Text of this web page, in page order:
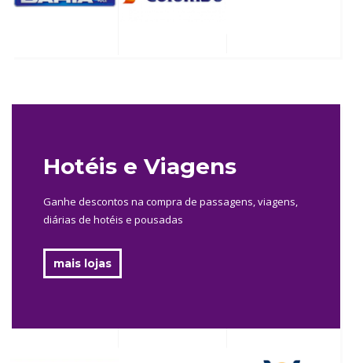
Hotéis e Viagens
Ganhe descontos na compra de passagens, viagens,
diárias de hotéis e pousadas
mais lojas